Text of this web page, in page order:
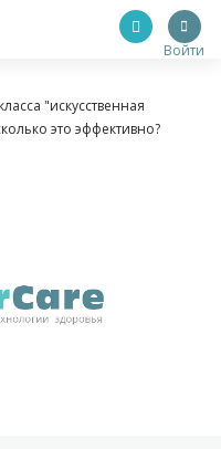
Войти
"искусственная
это эффективно?